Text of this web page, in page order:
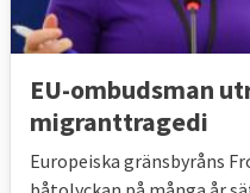
EU-ombudsman
migranttragedi
Europeiska gränsbyråns